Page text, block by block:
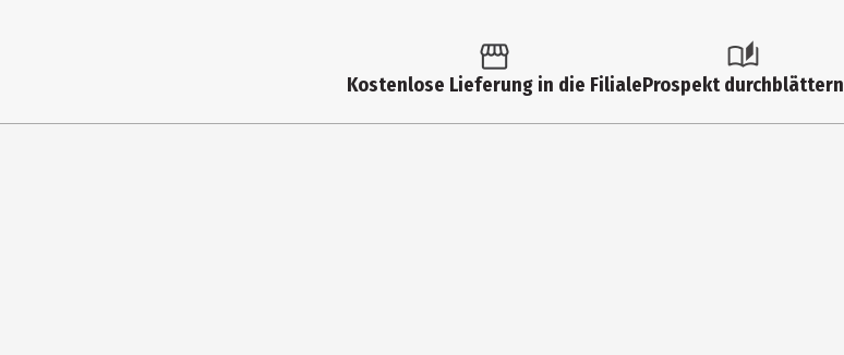
Kostenlose Lieferung in die FilialeProspekt durchblättern